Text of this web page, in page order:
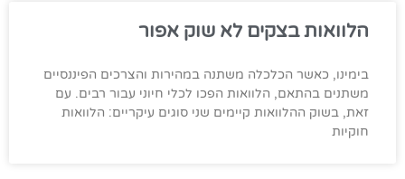
הלוואות בצקים לא שוק אפור
בימינו, כאשר הכלכלה משתנה במהירות והצרכים הפיננסיים
משתנים בהתאם, הלוואות הפכו לכלי חיוני עבור רבים. עם
זאת, בשוק ההלוואות קיימים שני סוגים עיקריים: הלוואות
חוקיות